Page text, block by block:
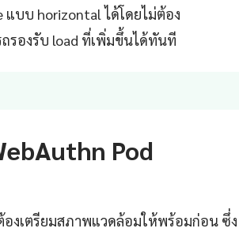
บบ horizontal ได้โดยไม่ต้อง
ถรองรับ load ที่เพิ่มขึ้นได้ทันที
Pod
ต้องเตรียมสภาพแวดล้อมให้พร้อมก่อน ซึ่ง